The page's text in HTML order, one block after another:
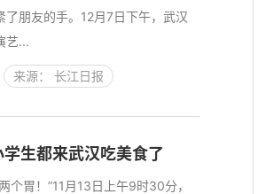
了朋友的手。12月7日下午，武汉
艺...
来源： 长江日报
生都来武汉吃美食了
个胃！”11月13日上午9时30分，